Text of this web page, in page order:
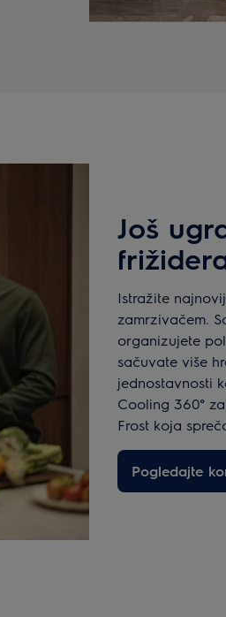
Još
Istražite
zamrzivačem.
organizujete
sačuvate više
jednostavnosti
Cooling 360°
Frost koja
Pogledajte